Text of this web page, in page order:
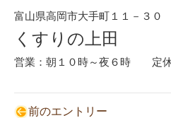
富山県高岡市大手町１１－３０
くすりの上田
営業：朝１０時～夜６時 定休
前のエントリー